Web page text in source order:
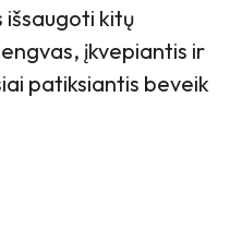
išsaugoti kitų
įkvepiantis ir
patiksiantis beveik